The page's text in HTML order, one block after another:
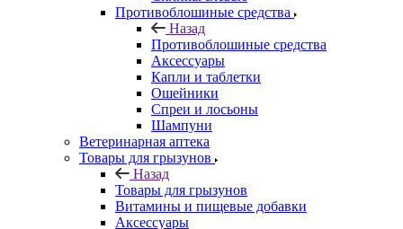
Противоблошиные средства
Назад
Противоблошиные средства
Аксессуары
Капли и таблетки
Ошейники
Спреи и лосьоны
Шампуни
Ветеринарная аптека
Товары для грызунов
Назад
Товары для грызунов
Витамины и пищевые добавки
Аксессуары